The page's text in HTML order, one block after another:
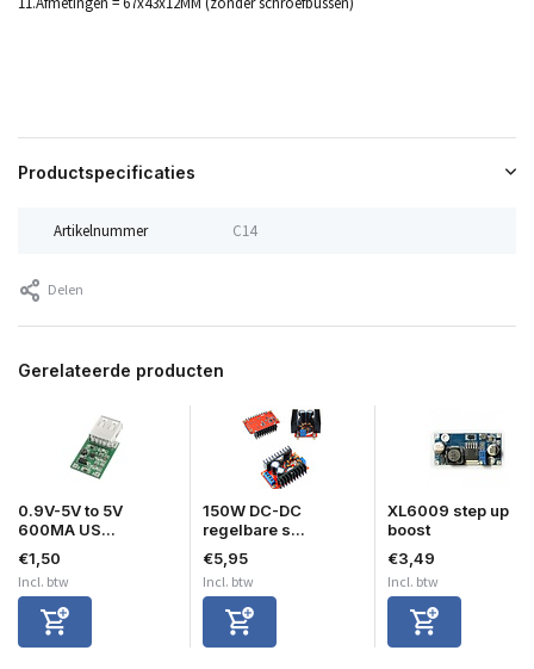
Productspecificaties
Artikelnummer C14
Delen
Gerelateerde producten
0.9V-5V to 5V
600MA US...
€1,50
Incl. btw
150W DC-DC
regelbare s...
€5,95
Incl. btw
XL6009 step up
boost
€3,49
Incl. btw